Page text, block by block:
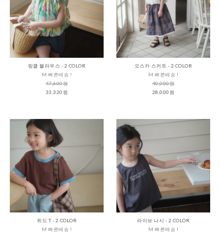
링클 블라우스 - 2 COLOR
M 빠른배송 !
47,600원
33,320원
오스카 스커트 - 2 COLOR
M 빠른배송 !
40,000원
28,000원
위드 T - 2 COLOR
M 빠른배송 !
라이브 나시 - 2 COLOR
M 빠른배송 !